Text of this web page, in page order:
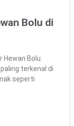
Bolu di
Hewan Bolu
terkenal di
seperti